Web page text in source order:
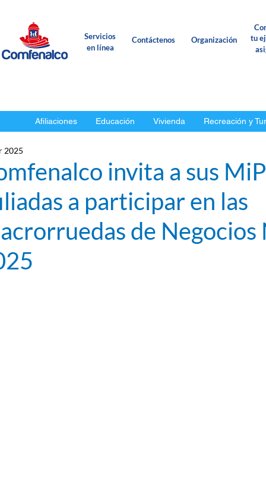
Servicios
en línea
Contáctenos Organización
tu
Afiliaciones Educación Vivienda Recreación y
invita a sus
a participar en las
de Negocios
2025